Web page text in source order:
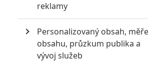
reklamy
Personalizovaný obsah,
obsahu, průzkum publika a
vývoj služeb